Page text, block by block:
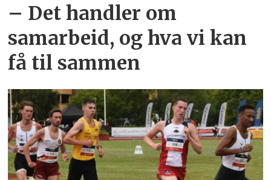
– Det handler om
samarbeid, og hva vi kan
få til sammen